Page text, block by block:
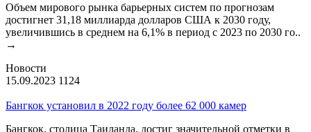
Объем мирового рынка барьерных систем по прогнозам
достигнет 31,18 миллиарда долларов США к 2030 году,
увеличившись в среднем на 6,1% в период с 2023 по 2030 го..
→
Новости
15.09.2023 1124
Бангкок установил в 2022 году более 62 000 камер
Бангкок, столица Таиланда, достиг значительной отметки в